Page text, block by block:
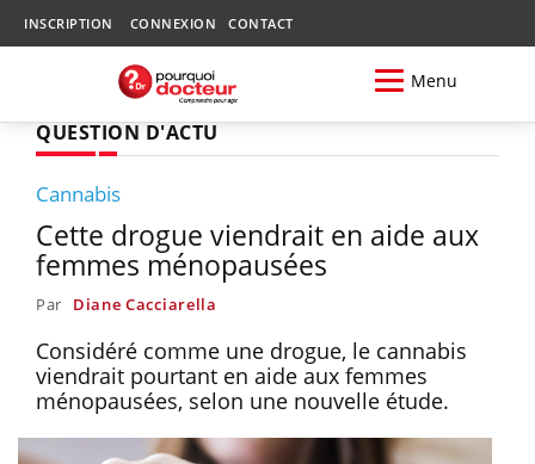
INSCRIPTION CONNEXION CONTACT
Menu
QUESTION D'ACTU
Cannabis
Cette drogue viendrait en aide aux
femmes ménopausées
Par Diane Cacciarella
Considéré comme une drogue, le cannabis
viendrait pourtant en aide aux femmes
ménopausées, selon une nouvelle étude.